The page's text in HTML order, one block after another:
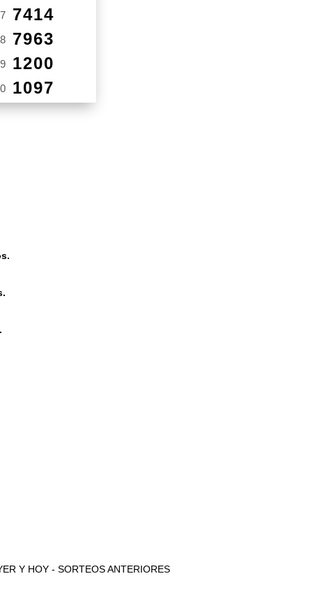
7414
7963
1200
1097
Y HOY - SORTEOS ANTERIORES